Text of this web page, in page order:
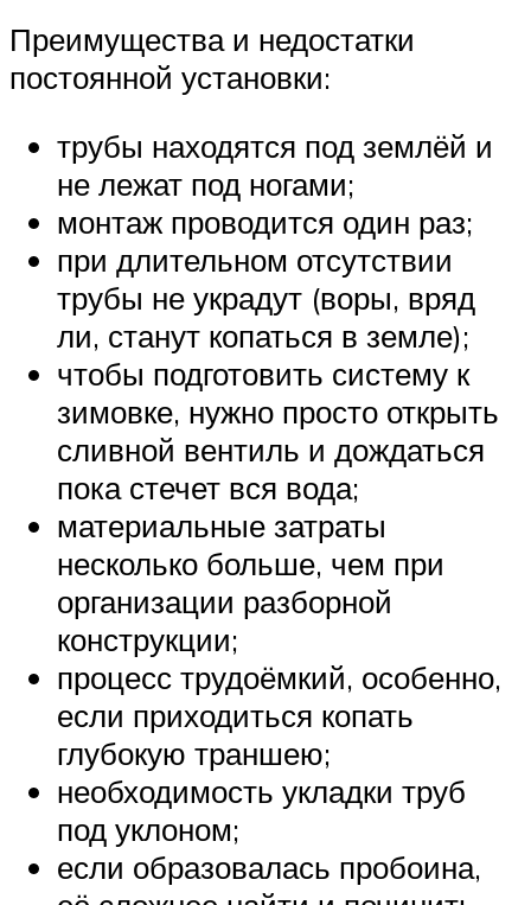
Преимущества и недостатки
постоянной установки:
трубы находятся под землёй и
не лежат под ногами;
монтаж проводится один раз;
при длительном отсутствии
трубы не украдут (воры, вряд
ли, станут копаться в земле);
чтобы подготовить систему к
зимовке, нужно просто открыть
сливной вентиль и дождаться
пока стечет вся вода;
материальные затраты
несколько больше, чем при
организации разборной
конструкции;
процесс трудоёмкий, особенно,
если приходиться копать
глубокую траншею;
необходимость укладки труб
под уклоном;
если образовалась пробоина,